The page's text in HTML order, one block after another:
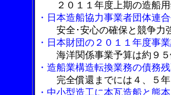
２０１１年度上期の造船
・日本造船協力事業者団体連
安全･安心の確保と競争力
・日本財団の２０１１年度事
海洋関係事業予算は約９
・造船業構造転換業務の債務
完全償還までには４、５
・中小型造工に本瓦造船と熊